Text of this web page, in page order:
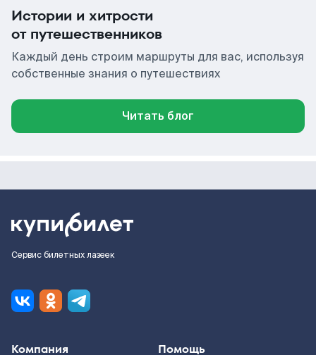
Истории и хитрости
от путешественников
Каждый день строим маршруты для вас, используя
собственные знания о путешествиях
Читать блог
Сервис билетных лазеек
Компания Помощь